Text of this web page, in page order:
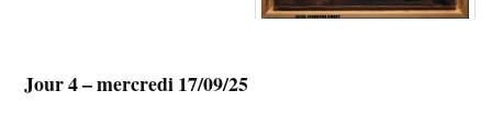
Jour 4 – mercredi 17/09/25